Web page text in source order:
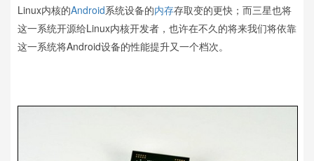
Linux内核的Android系统设备的内存存取变的更快；而三星也将
这一系统开源给Linux内核开发者，也许在不久的将来我们将依靠
这一系统将Android设备的性能提升又一个档次。